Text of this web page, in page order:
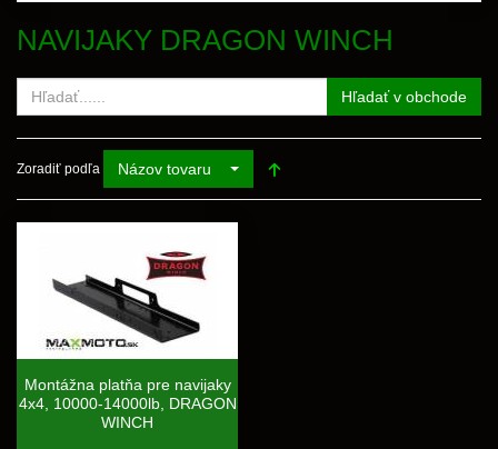
NAVIJAKY DRAGON WINCH
Hľadať v obchode
Zoradiť podľa Názov tovaru
Montážna platňa pre navijaky
4x4, 10000-14000lb, DRAGON
WINCH